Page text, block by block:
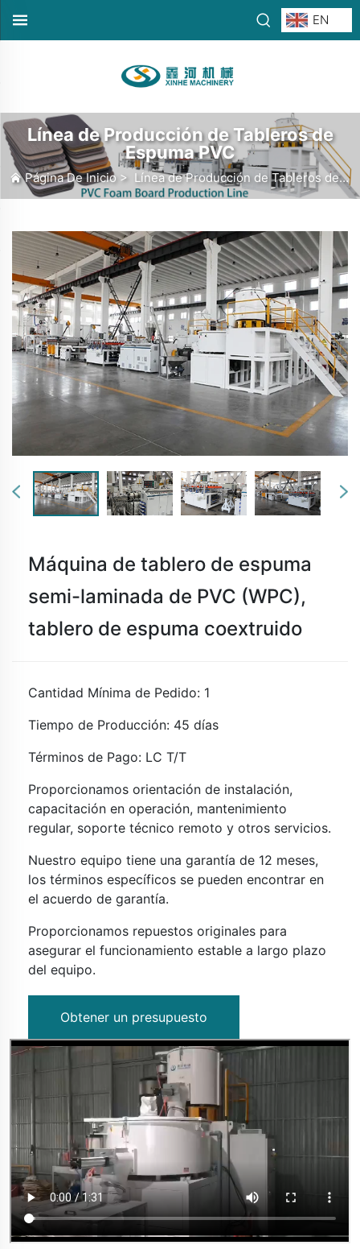
EN
Línea de Producción de Tableros de
Espuma PVC
Página De Inicio> Línea de Producción de Tableros de Espuma PVC
Máquina de tablero de espuma
semi-laminada de PVC (WPC),
tablero de espuma coextruido
Cantidad Mínima de Pedido: 1
Tiempo de Producción: 45 días
Términos de Pago: LC T/T
Proporcionamos orientación de instalación,
capacitación en operación, mantenimiento
regular, soporte técnico remoto y otros servicios.
Nuestro equipo tiene una garantía de 12 meses,
los términos específicos se pueden encontrar en
el acuerdo de garantía.
Proporcionamos repuestos originales para
asegurar el funcionamiento estable a largo plazo
del equipo.
Obtener un presupuesto